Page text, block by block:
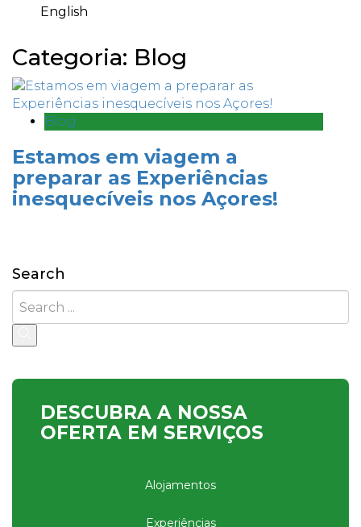
English
Categoria: Blog
Blog
Estamos em viagem a
preparar as Experiências
inesquecíveis nos Açores!
Search
DESCUBRA A NOSSA
OFERTA EM SERVIÇOS
Alojamentos
Experiências